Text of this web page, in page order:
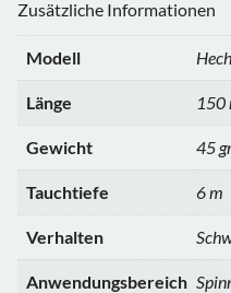
Zusätzliche Informationen
Modell
Länge 150
Gewicht 45
Tauchtiefe 6 m
Verhalten
Anwendungsbereich